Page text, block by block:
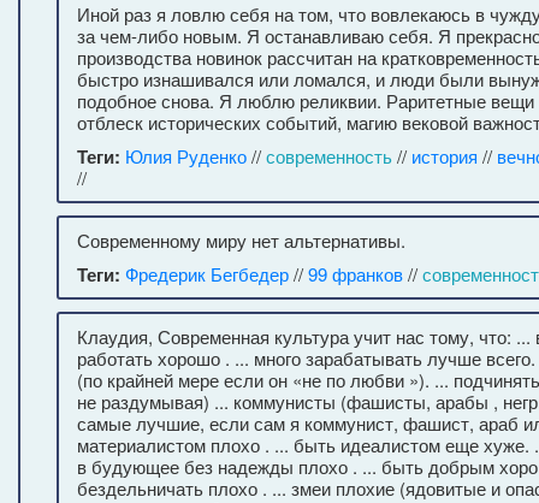
Иной раз я ловлю себя на том, что вовлекаюсь в
за чем-либо новым. Я останавливаю себя. Я
производства новинок рассчитан на
быстро изнашивался или ломался, и люди были
подобное снова. Я люблю реликвии. Раритетные вещи
отблеск исторических событий, магию вековой
Теги: Юлия Руденко//современность// история //
//
Современному миру нет альтернативы.
Теги: Фредерик Бегбедер//99 франков//
Клаудия, Современная культура учит нас тому, что: ...
работать хорошо . ... много зарабатывать лучше
(по крайней мере если он «не по любви »). ...
не раздумывая) ... коммунисты (фашисты, арабы ,
самые лучшие, если сам я коммунист, фашист, араб
материалистом плохо . ... быть идеалистом еще хуже.
в будующее без надежды плохо . ... быть добрым
бездельничать плохо . ... змеи плохие (ядовитые и